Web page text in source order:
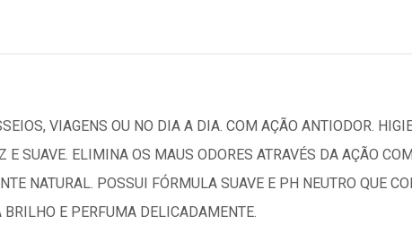
VIAGENS OU NO DIA A DIA. COM AÇÃO ANTIODOR.
SUAVE. ELIMINA OS MAUS ODORES ATRAVÉS DA AÇÃO
NATURAL. POSSUI FÓRMULA SUAVE E PH NEUTRO QUE
E PERFUMA DELICADAMENTE.